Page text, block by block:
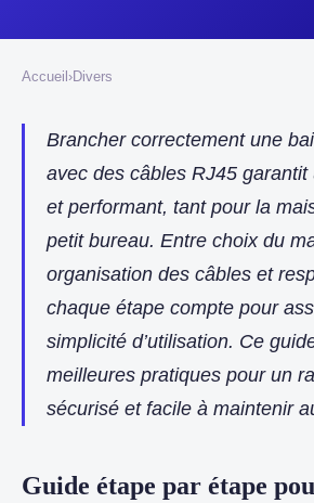
Accueil ›Divers
Brancher correctement une
avec des câbles RJ45
et performant, tant pour la
petit bureau. Entre choix du
organisation des câbles et
chaque étape compte pour
simplicité d’utilisation. Ce
meilleures pratiques pour un
sécurisé et facile à maintenir
Guide étape par étape